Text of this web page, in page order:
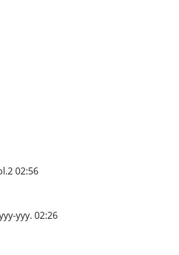
02:56
ууу. 02:26